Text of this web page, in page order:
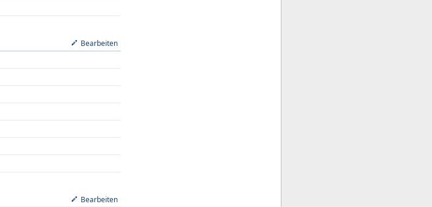
Bearbeiten
Bearbeiten